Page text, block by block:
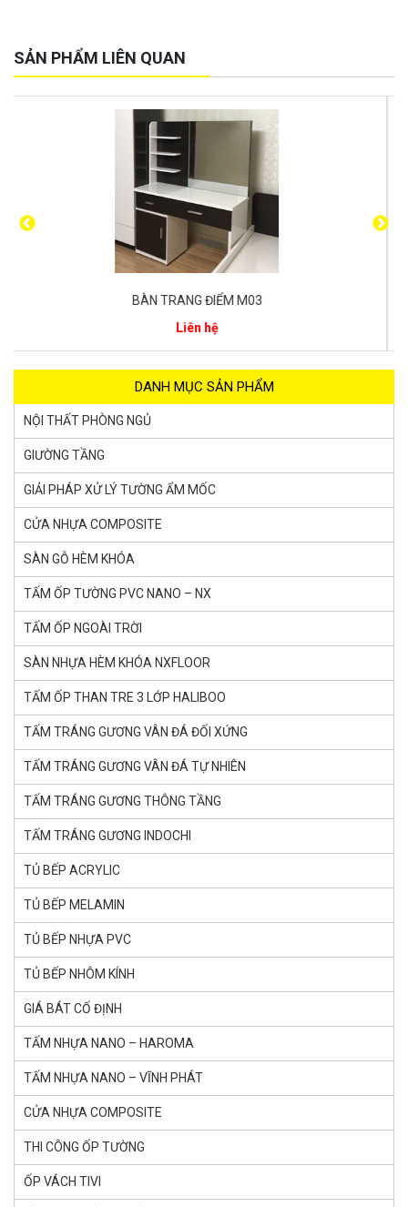
SẢN PHẨM LIÊN QUAN
TỦ GIẦY MH05
DANH MỤC SẢN PHẨM
NỘI THẤT PHÒNG NGỦ
GIƯỜNG TẦNG
GIẢI PHÁP XỬ LÝ TƯỜNG ẨM MỐC
CỬA NHỰA COMPOSITE
SÀN GỖ HÈM KHÓA
TẤM ỐP TƯỜNG PVC NANO – NX
TẤM ỐP NGOÀI TRỜI
SÀN NHỰA HÈM KHÓA NXFLOOR
TẤM ỐP THAN TRE 3 LỚP HALIBOO
TẤM TRÁNG GƯƠNG VÂN ĐÁ ĐỐI XỨNG
TẤM TRÁNG GƯƠNG VÂN ĐÁ TỰ NHIÊN
TẤM TRÁNG GƯƠNG THÔNG TẦNG
TẤM TRÁNG GƯƠNG INDOCHI
TỦ BẾP ACRYLIC
TỦ BẾP MELAMIN
TỦ BẾP NHỰA PVC
TỦ BẾP NHÔM KÍNH
GIÁ BÁT CỐ ĐỊNH
TẤM NHỰA NANO – HAROMA
TẤM NHỰA NANO – VĨNH PHÁT
CỬA NHỰA COMPOSITE
THI CÔNG ỐP TƯỜNG
ỐP VÁCH TIVI